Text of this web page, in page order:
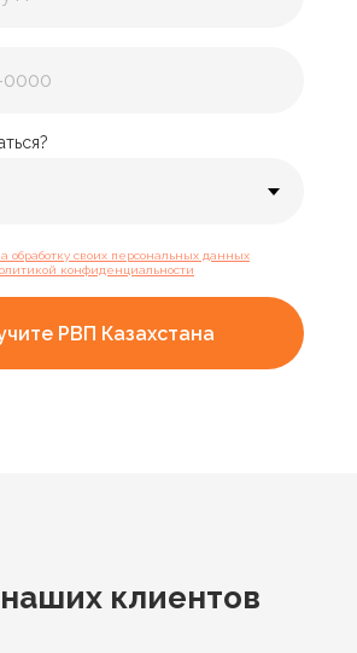
обработку своих персональных данных
конфиденциальности
РВП Казахстана
наших клиентов